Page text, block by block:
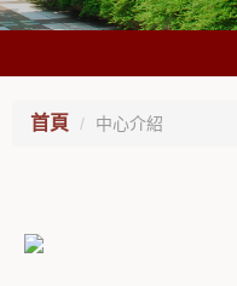
首頁 中心介紹